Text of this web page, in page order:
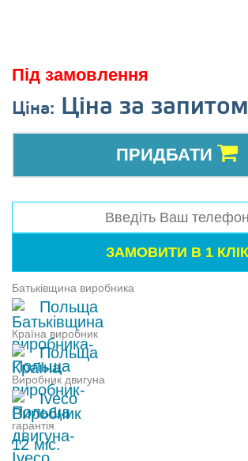
Під замовлення
Ціна: Ціна за запитом
ПРИДБАТИ
Батьківщина виробника
Польща
Країна виробник
Польща
Виробник двигуна
Iveco
гарантія
12 міс.